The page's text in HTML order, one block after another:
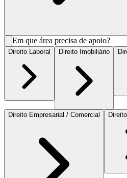
Em que área precisa de apoio?
Direito Laboral Direito Imobiliário
Direito Empresarial / Comercial